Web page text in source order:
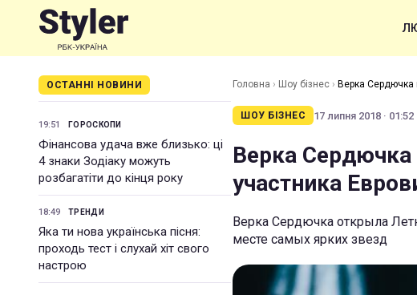
ОСТАННІ НОВИНИ
19:51 ГОРОСКОПИ
Фінансова удача вже близько: ці
4 знаки Зодіаку можуть
розбагатіти до кінця року
18:49 ТРЕНДИ
Яка ти нова українська пісня:
проходь тест і слухай хіт свого
настрою
Головна › Шоу бізнес › Верка Сердючка
ШОУ БІЗНЕС 17 липня 2018 · 01:52
Верка Сердючка
участника
Верка Сердючка открыла
месте самых ярких звезд